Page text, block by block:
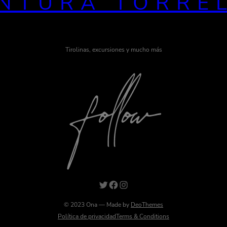
Tirolinas, excursiones y mucho más
Twitter Facebook Instagram
© 2023 Ona — Made by DeoThemes
Política de privacidadTerms & Conditions